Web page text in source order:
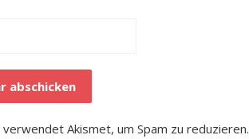
Akismet, um Spam zu reduzieren.